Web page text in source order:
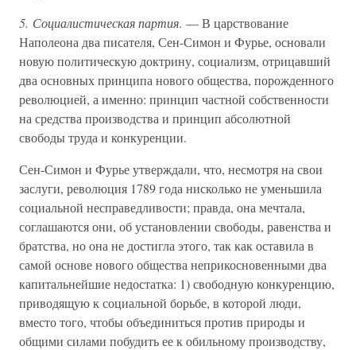
5. Социалистическая партия. — В царствование
Наполеона два писателя, Сен-Симон и Фурье, основали
новую политическую доктрину, социализм, отрицавший
два основных принципа нового общества, порожденного
революцией, а именно: принцип частной собственности
на средства производства и принцип абсолютной
свободы труда и конкуренции.
Сен-Симон и Фурье утверждали, что, несмотря на свои
заслуги, революция 1789 года нисколько не уменьшила
социальной несправедливости; правда, она мечтала,
соглашаются они, об установлении свободы, равенства и
братства, но она не достигла этого, так как оставила в
самой основе нового общества неприкосновенными два
капитальнейшие недостатка: 1) свободную конкуренцию,
приводящую к социальной борьбе, в которой люди,
вместо того, чтобы объединиться против природы и
общими силами побудить ее к обильному производству,